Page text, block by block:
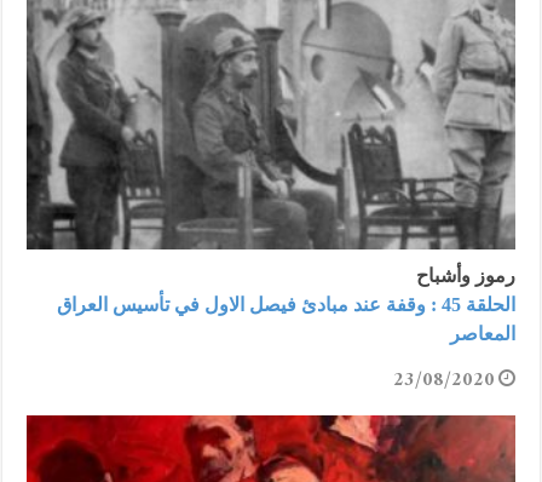
رموز وأشباح
الحلقة 45 : وقفة عند مبادئ فيصل الاول في تأسيس العراق
المعاصر
23/08/2020